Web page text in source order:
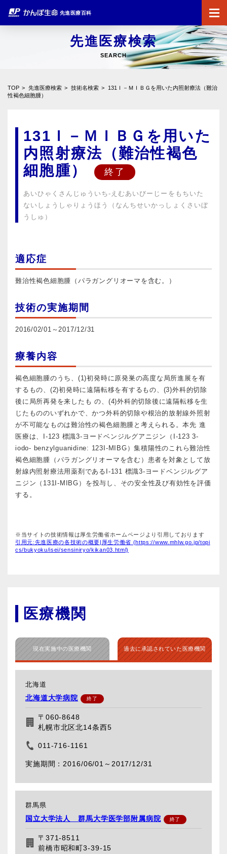
先進医療百科
先進医療検索
SEARCH
TOP 先進医療検索 技術名検索
131Ｉ－ＭＩＢＧを用いた内照射療法（難治
性褐色細胞腫）
131Ｉ－ＭＩＢＧを用いた
内照射療法（難治性褐色
細胞腫）
あいひゃくさんじゅういち-えむあいびーじーをもちいた
ないしょうしゃりょうほう（なんちせいかっしょくさいぼ
うしゅ）
適応症
難治性褐色細胞腫（パラガングリオーマを含む。）
技術の実施期間
2016/02/01～2017/12/31
療養内容
褐色細胞腫のうち、(1)初発時に原発巣の高度な局所進展を有
するもの、(2)初発時に遠隔転移を有するもの、(3)外科的切除
後に局所再発を来したも の、(4)外科的切除後に遠隔転移を生
じたもののいずれかで、かつ外科的切除や根治的放射線外照射
が不可能なものは難治性の褐色細胞腫と考えられる。本先 進
医療は、I-123 標識3-ヨードベンジルグアニジン（I-123 3-
iodo- benzylguanidine: 123I-MIBG）集積陽性のこれら難治性
褐色細胞腫（パラガングリオーマを含む）患者を対象として放
射線内照射療法用薬剤であるI-131 標識3-ヨードベンジルグア
ニジン（131I-MIBG）を投与し、その安全性及び有効性を評価
する。
※当サイトの技術情報は厚生労働省ホームページより引用しております
引用元:先進医療の各技術の概要|厚生労働省 (https://www.mhlw.go.jp/topi
cs/bukyoku/isei/sensiniryo/kikan03.html)
医療機関
現在実施中の医療機関 過去に承認されていた医療機関
北海道
北海道大学病院
〒060-8648
札幌市北区北14条西5
011-716-1161
2016/06/01～ 2017/12/31
群馬県
国立大学法人 群馬大学医学部附属病院
〒371-8511
前橋市昭和町3-39-15